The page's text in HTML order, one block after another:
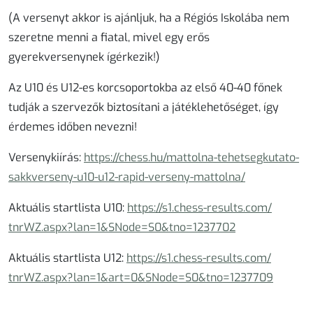
(A versenyt akkor is ajánljuk, ha a Régiós Iskolába nem
szeretne menni a fiatal, mivel egy erős
gyerekversenynek ígérkezik!)
Az U10 és U12-es korcsoportokba az első 40-40 főnek
tudják a szervezők biztosítani a játéklehetőséget, így
érdemes időben nevezni!
Versenykiírás: https://chess.hu/mattolna-tehetsegkutato-
sakkverseny-u10-u12-rapid-verseny-mattolna/
Aktuális startlista U10: https://s1.chess-results.com/
tnrWZ.aspx?lan=1&SNode=S0&tno=1237702
Aktuális startlista U12: https://s1.chess-results.com/
tnrWZ.aspx?lan=1&art=0&SNode=S0&tno=1237709